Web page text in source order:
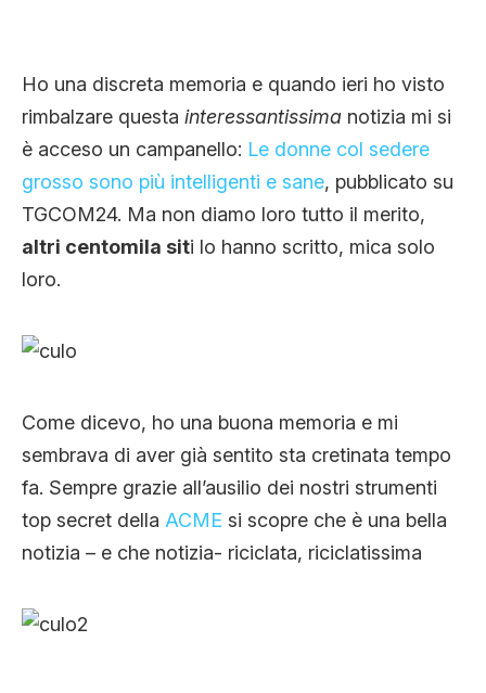
EDITORIALI
TRUFFE E SOCIAL NETWORK
CLIMA ED ENERGIA
CONTATTI
CHI SIAMO
Ho una discreta memoria e quando ieri ho visto
rimbalzare questa interessantissima notizia mi si
è acceso un campanello: Le donne col sedere
grosso sono più intelligenti e sane, pubblicato su
TGCOM24. Ma non diamo loro tutto il merito,
altri centomila siti lo hanno scritto, mica solo
loro.
Come dicevo, ho una buona memoria e mi
sembrava di aver già sentito sta cretinata tempo
fa. Sempre grazie all’ausilio dei nostri strumenti
top secret della ACME si scopre che è una bella
notizia – e che notizia- riciclata, riciclatissima